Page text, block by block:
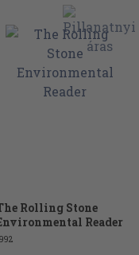
Rolling Stone
Reader